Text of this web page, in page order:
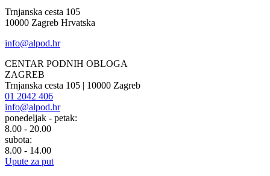
Trnjanska cesta 105
10000 Zagreb Hrvatska
info@alpod.hr
CENTAR PODNIH OBLOGA
ZAGREB
Trnjanska cesta 105 | 10000 Zagreb
01 2042 406
info@alpod.hr
ponedeljak - petak:
8.00 - 20.00
subota:
8.00 - 14.00
Upute za put